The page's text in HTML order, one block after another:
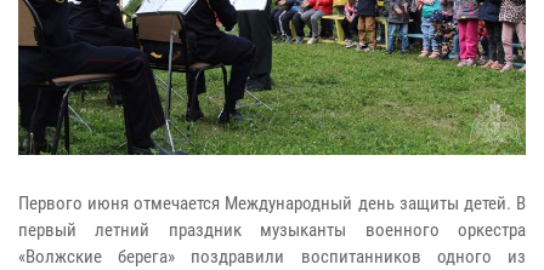
Первого июня отмечается Международный день защиты детей. В
первый летний праздник музыканты военного оркестра
«Волжские берега» поздравили воспитанников одного из